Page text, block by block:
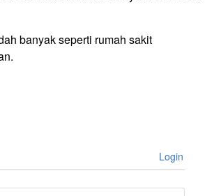
banyak seperti rumah sakit
Login